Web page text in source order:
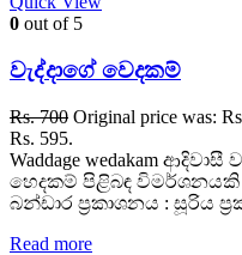
0 out of 5
වැද්දාගේ වෙදකම්
Rs.700 Original price was:
Rs. 595.
Waddage wedakam
හෙදකම් පිළිබඳ විමර්ශනයකි
බන්ඩාර ප්‍රකාශනය : සූරිය
Read more